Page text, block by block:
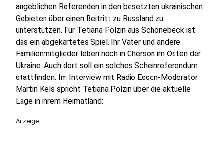
angeblichen Referenden in den besetzten ukrainischen
Gebieten über einen Beitritt zu Russland zu
unterstützen. Für Tetiana Polzin aus Schönebeck ist
das ein abgekartetes Spiel. Ihr Vater und andere
Familienmitglieder leben noch in Cherson im Osten der
Ukraine. Auch dort soll ein solches Scheinreferendum
stattfinden. Im Interview mit Radio Essen-Moderator
Martin Kels spricht Tetiana Polzin über die aktuelle
Lage in ihrem Heimatland:
Anzeige